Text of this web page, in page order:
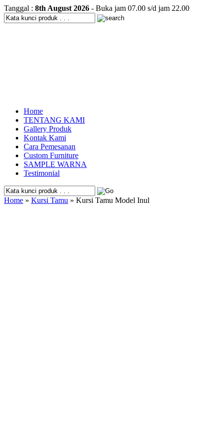
Tanggal : 8th August 2026 - Buka jam 07.00 s/d jam 22.00
Home
TENTANG KAMI
Gallery Produk
Kontak Kami
Cara Pemesanan
Custom Furniture
SAMPLE WARNA
Testimonial
Home » Kursi Tamu » Kursi Tamu Model Inul